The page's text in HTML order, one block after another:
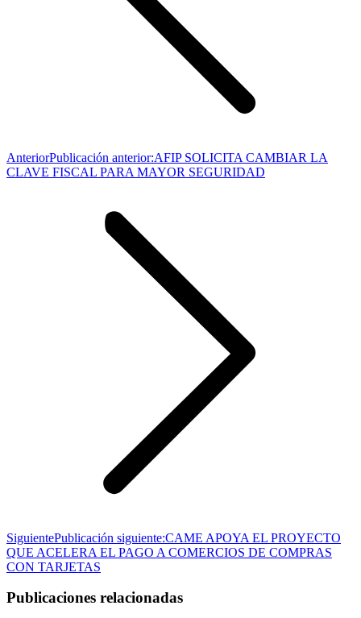
AnteriorPublicación anterior:AFIP SOLICITA CAMBIAR LA
CLAVE FISCAL PARA MAYOR SEGURIDAD
SiguientePublicación siguiente:CAME APOYA EL PROYECTO
QUE ACELERA EL PAGO A COMERCIOS DE COMPRAS
CON TARJETAS
Publicaciones relacionadas